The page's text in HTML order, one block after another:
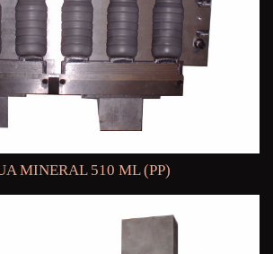
MINERAL 510 ML (PP)